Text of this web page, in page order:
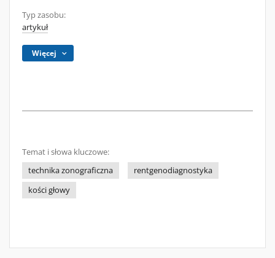
Typ zasobu:
artykuł
Więcej
Temat i słowa kluczowe:
technika zonograficzna
rentgenodiagnostyka
kości głowy